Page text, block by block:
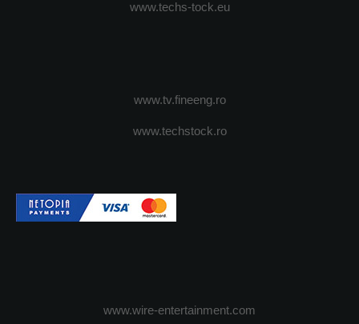
www.techs-tock.eu
www.tv.fineeng.ro
www.techstock.ro
www.wire-entertainment.com